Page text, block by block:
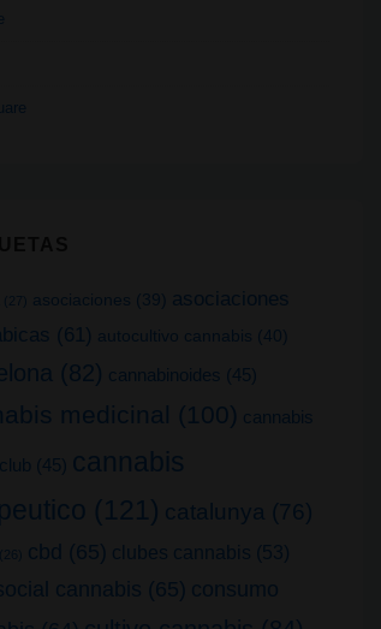
(27) asociaciones (39)
asociaciones
(61) autocultivo cannabis (40)
(82) cannabinoides (45)
medicinal (100) cannabis
(45) cannabis
(121) catalunya (76)
(26) cbd (65) clubes cannabis (53)
cannabis (65) consumo